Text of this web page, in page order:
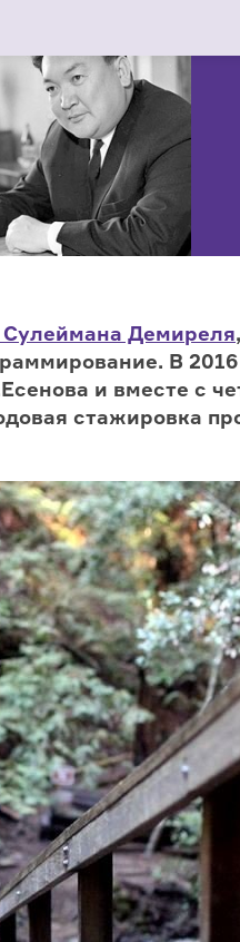
Сулеймана Демиреля
В
и вместе с
стажировка